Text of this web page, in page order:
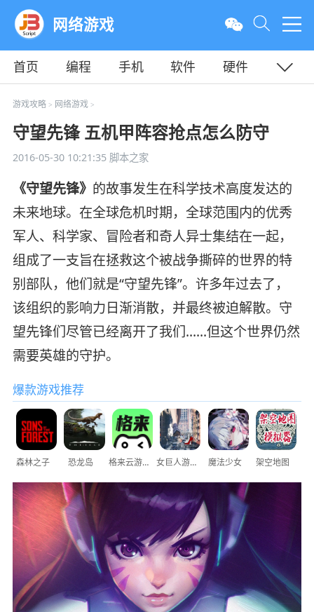
网络游戏
首页 编程 手机 软件
硬件
教程
平面
游戏攻略> 网络游戏>
守望先锋 五机甲阵容抢点怎么防守
2016-05-30 10:21:35脚本之家
《守望先锋》 的故事发生在科学技术高度发达的
未来地球。在全球危机时期，全球范围内的优秀
军人、科学家、冒险者和奇人异士集结在一起，
组成了一支旨在拯救这个被战争撕碎的世界的特
别部队，他们就是“守望先锋”。许多年过去了，
该组织的影响力日渐消散，并最终被迫解散。守
望先锋们尽管已经离开了我们……但这个世界仍然
需要英雄的守护。
爆款游戏推荐
森林之子 恐龙岛 格来云游戏 女巨人游乐场 魔法少女 架空地图